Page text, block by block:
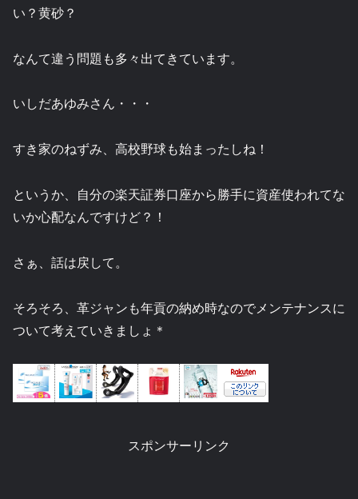
い？黄砂？
なんて違う問題も多々出てきています。
いしだあゆみさん・・・
すき家のねずみ、高校野球も始まったしね！
というか、自分の楽天証券口座から勝手に資産使われてな
いか心配なんですけど？！
さぁ、話は戻して。
そろそろ、革ジャンも年貢の納め時なのでメンテナンスに
ついて考えていきましょ＊
スポンサーリンク